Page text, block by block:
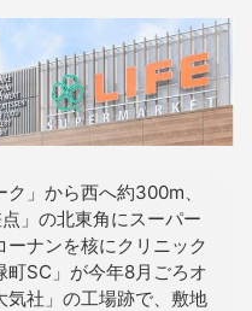
」から西へ約300m、
」の北東角にスーパー
ナンを核にクリニック
町SC」が今年8月ごろオ
気社」の工場跡で、敷地